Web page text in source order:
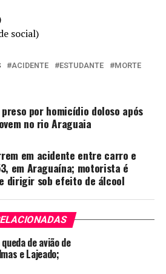
social)
ACIDENTE ESTUDANTE
MORTE
por homicídio doloso após
no rio Araguaia
em acidente entre carro e
em Araguaína; motorista é
dirigir sob efeito de álcool
de avião de
e Lajeado;